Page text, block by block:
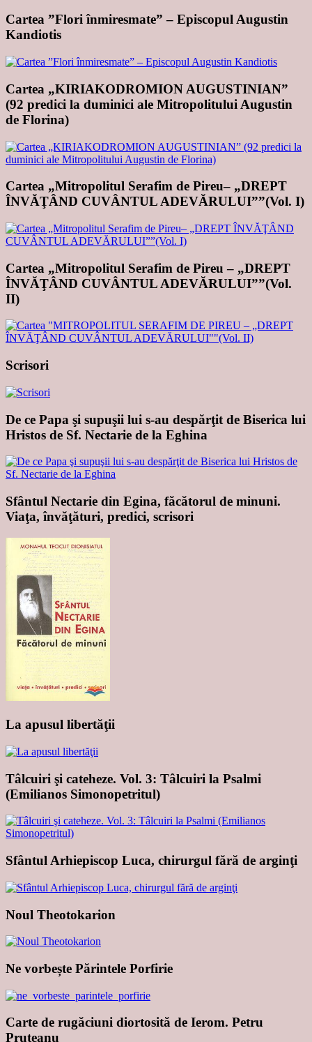
Cartea ”Flori înmiresmate” – Episcopul Augustin
Kandiotis
Cartea „KIRIAKODROMION AUGUSTINIAN”
(92 predici la duminici ale Mitropolitului Augustin
de Florina)
Cartea „Mitropolitul Serafim de Pireu– „DREPT
ÎNVĂŢÂND CUVÂNTUL ADEVĂRULUI””(Vol. I)
Cartea „Mitropolitul Serafim de Pireu – „DREPT
ÎNVĂŢÂND CUVÂNTUL ADEVĂRULUI””(Vol.
II)
Scrisori
De ce Papa şi supuşii lui s-au despărţit de Biserica lui
Hristos de Sf. Nectarie de la Eghina
Sfântul Nectarie din Egina, făcătorul de minuni.
Viaţa, învăţături, predici, scrisori
La apusul libertăţii
Tâlcuiri şi cateheze. Vol. 3: Tâlcuiri la Psalmi
(Emilianos Simonopetritul)
Sfântul Arhiepiscop Luca, chirurgul fără de arginţi
Noul Theotokarion
Ne vorbește Părintele Porfirie
Carte de rugăciuni diortosită de Ierom. Petru
Pruteanu